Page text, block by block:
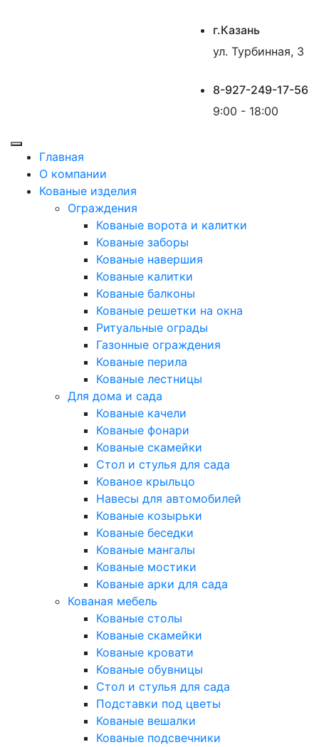
г.Казань
ул. Турбинная, 3
8-927-249-17-56
9:00 - 18:00
Главная
О компании
Кованые изделия
Ограждения
Кованые ворота и калитки
Кованые заборы
Кованые навершия
Кованые калитки
Кованые балконы
Кованые решетки на окна
Ритуальные ограды
Газонные ограждения
Кованые перила
Кованые лестницы
Для дома и сада
Кованые качели
Кованые фонари
Кованые скамейки
Стол и стулья для сада
Кованое крыльцо
Навесы для автомобилей
Кованые козырьки
Кованые беседки
Кованые мангалы
Кованые мостики
Кованые арки для сада
Кованая мебель
Кованые столы
Кованые скамейки
Кованые кровати
Кованые обувницы
Стол и стулья для сада
Подставки под цветы
Кованые вешалки
Кованые подсвечники